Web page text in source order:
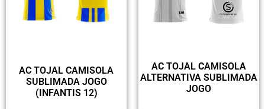
AC TOJAL CAMISOLA
SUBLIMADA JOGO
(INFANTIS 12)
AC TOJAL CAMISOLA
ALTERNATIVA SUBLIMADA
JOGO